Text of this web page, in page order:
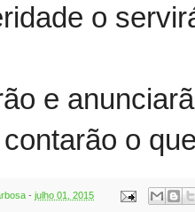
o
e
o
- julho 01, 2015